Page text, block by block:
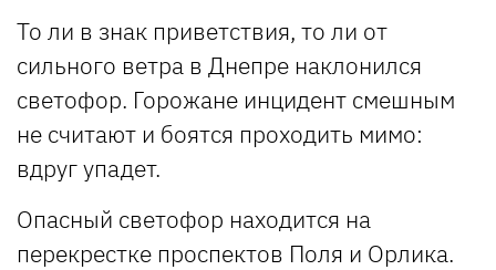
То ли в знак приветствия, то ли от
сильного ветра в Днепре наклонился
светофор. Горожане инцидент смешным
не считают и боятся проходить мимо:
вдруг упадет.
Опасный светофор находится на
перекрестке проспектов Поля и Орлика.